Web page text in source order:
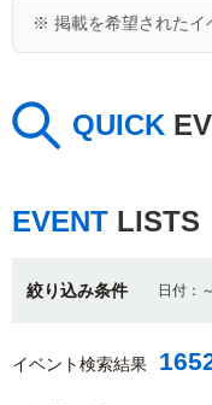
※ 掲載を希望されたイ
QUICK
EVENT LISTS
絞り込み条件 日付：
イベント検索結果